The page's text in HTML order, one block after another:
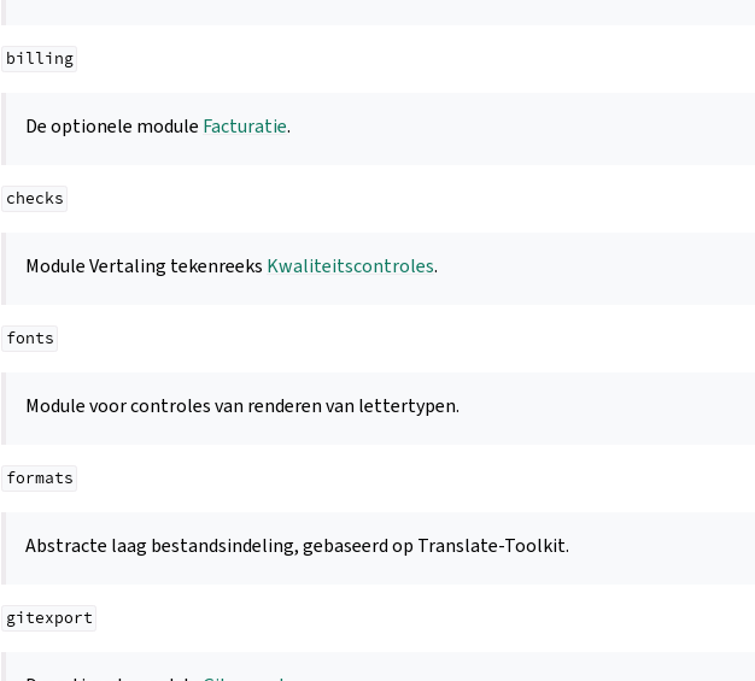
billing
De optionele module Facturatie.
checks
Module Vertaling tekenreeks Kwaliteitscontroles.
fonts
Module voor controles van renderen van lettertypen.
formats
Abstracte laag bestandsindeling, gebaseerd op Translate-Toolkit.
gitexport